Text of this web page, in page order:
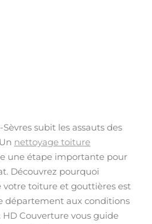
subit les assauts des
nettoyage toiture
une étape importante pour
Découvrez pourquoi
votre toiture et gouttières est
département aux conditions
Couverture vous guide